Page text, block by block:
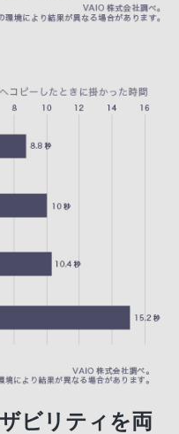
ビリティを両